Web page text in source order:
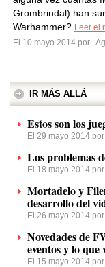
Grombrindal) han
Warhammer? Leer el
El 10 mayo 2014 por
IR MÁS ALLÁ
Estos son los
El 29 mayo 2014 por
Los problemas
El 18 mayo 2014 por
Mortadelo y
desarrollo del
El 26 mayo 2014 por
Novedades de
eventos y lo que
El 15 mayo 2014 por